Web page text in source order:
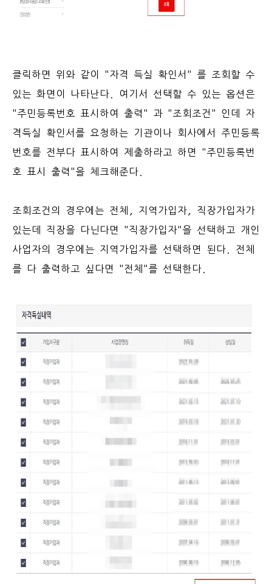
클릭하면 위와 같이 "자격 득실 확인서" 를 조회할 수
있는 화면이 나타난다. 여기서 선택할 수 있는 옵션은
"주민등록번호 표시하여 출력" 과 "조회조건" 인데 자
격득실 확인서를 요청하는 기관이나 회사에서 주민등록
번호를 전부다 표시하여 제출하라고 하면 "주민등록번
호 표시 출력"을 체크해준다.
조회조건의 경우에는 전체, 지역가입자, 직장가입자가
있는데 직장을 다닌다면 "직장가입자"을 선택하고 개인
사업자의 경우에는 지역가입자를 선택하면 된다. 전체
를 다 출력하고 싶다면 "전체"를 선택한다.